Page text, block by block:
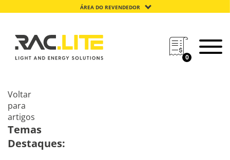
ÁREA DO REVENDEDOR
0
Voltar
para
artigos
Temas
Destaques: